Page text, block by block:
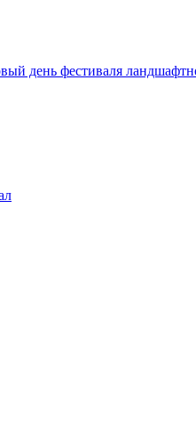
день фестиваля